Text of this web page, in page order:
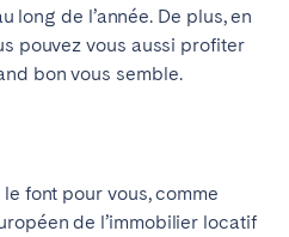
long de l’année. De plus, en
pouvez vous aussi profiter
bon vous semble.
font pour vous, comme
de l’immobilier locatif